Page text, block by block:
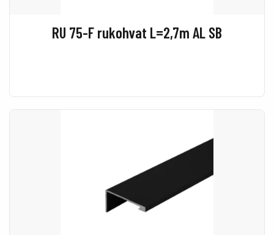
RU 75-F rukohvat L=2,7m AL SB